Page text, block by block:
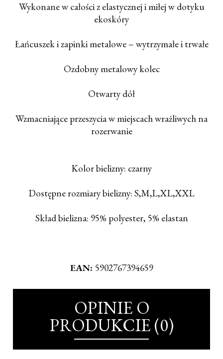
Wykonane w całości z elastycznej i miłej w dotyku
ekoskóry
Łańcuszek i zapinki metalowe – wytrzymałe i trwałe
Ozdobny metalowy kolec
Otwarty dół
Wzmacniające przeszycia w miejscach wrażliwych na
rozerwanie
Kolor bielizny: czarny
Dostępne rozmiary bielizny: S,M,L,XL,XXL
Skład bielizna: 95% polyester, 5% elastan
EAN: 5902767394659
OPINIE O
PRODUKCIE (0)